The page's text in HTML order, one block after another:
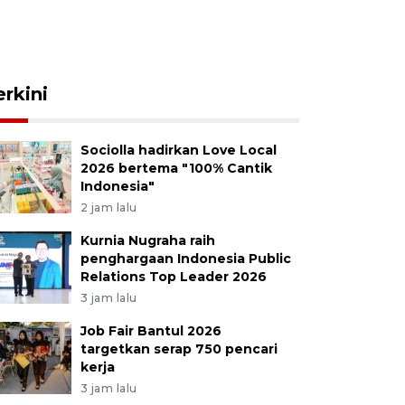
Sociolla hadirkan Love Local
2026 bertema "100% Cantik
Indonesia"
2 jam lalu
Kurnia Nugraha raih
penghargaan Indonesia Public
Relations Top Leader 2026
3 jam lalu
Job Fair Bantul 2026
targetkan serap 750 pencari
kerja
3 jam lalu